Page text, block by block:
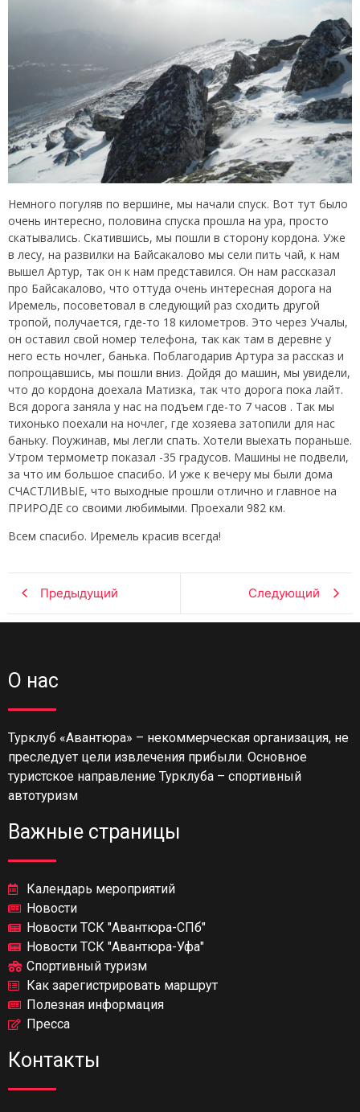
Немного погуляв по вершине, мы начали спуск. Вот тут было
очень интересно, половина спуска прошла на ура, просто
скатывались. Скатившись, мы пошли в сторону кордона. Уже
в лесу, на развилки на Байсакалово мы сели пить чай, к нам
вышел Артур, так он к нам представился. Он нам рассказал
про Байсакалово, что оттуда очень интересная дорога на
Иремель, посоветовал в следующий раз сходить другой
тропой, получается, где-то 18 километров. Это через Учалы,
он оставил свой номер телефона, так как там в деревне у
него есть ночлег, банька. Поблагодарив Артура за рассказ и
попрощавшись, мы пошли вниз. Дойдя до машин, мы увидели,
что до кордона доехала Матизка, так что дорога пока лайт.
Вся дорога заняла у нас на подъем где-то 7 часов . Так мы
тихонько поехали на ночлег, где хозяева затопили для нас
баньку. Поужинав, мы легли спать. Хотели выехать пораньше.
Утром термометр показал -35 градусов. Машины не подвели,
за что им большое спасибо. И уже к вечеру мы были дома
СЧАСТЛИВЫЕ, что выходные прошли отлично и главное на
ПРИРОДЕ со своими любимыми. Проехали 982 км.
Всем спасибо. Иремель красив всегда!
Предыдущий Следующий
О нас
Турклуб «Авантюра» – некоммерческая организация, не
преследует цели извлечения прибыли. Основное
туристское направление Турклуба – спортивный
автотуризм
Важные страницы
Календарь мероприятий
Новости
Новости ТСК "Авантюра-СПб"
Новости ТСК "Авантюра-Уфа"
Спортивный туризм
Как зарегистрировать маршрут
Полезная информация
Пресса
Контакты